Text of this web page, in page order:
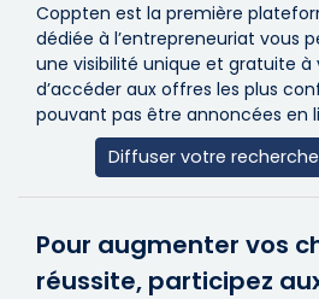
Coppten est la première
dédiée à l’entrepreneuriat vous
une visibilité unique et gratuite
d’accéder aux offres les plus
pouvant pas être annoncées en
Diffuser votre
Pour augmenter vos
réussite, participez